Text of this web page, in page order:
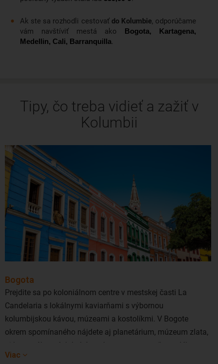
Ak ste sa rozhodli cestovať do Kolumbie, odporúčame
vám navštíviť mestá ako
Bogota, Kartagena,
Medellin, Cali, Barranquilla.
Tipy, čo treba vidieť a zažiť v
Kolumbii
Bogota
Prejdite sa po koloniálnom centre v mestskej časti La
Candelaria s lokálnymi kaviarňami s výbornou
kolumbijskou kávou, múzeami a kostolíkmi. V Bogote
okrem spomínaného nájdete aj planetárium, múzeum zlata,
aj kopu zábavných kultúrnych programov počas celého
roka.
Viac